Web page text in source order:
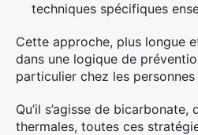
techniques spécifiques
Cette approche, plus longue
dans une logique de
particulier chez les
Qu’il s’agisse de
thermales, toutes ces